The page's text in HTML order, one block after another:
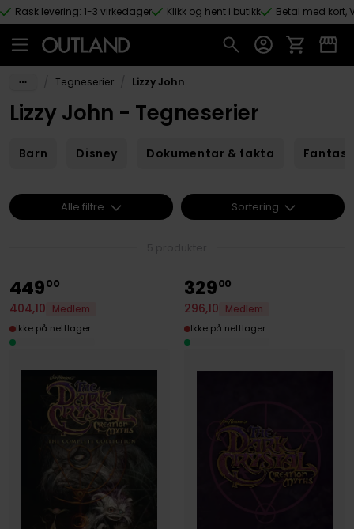
Hopp til hovedinnhold
Rask levering: 1-3 virkedager Klikk og hent i butikk Betal med kort,
Tegneserier Lizzy John
Lizzy John - Tegneserier
Barn Disney Dokumentar & fakta Fantasy
44900
404,10
Medlem
Ikke på nettlager
32900
296,10
Medlem
Ikke på nettlager
Alle filtre Sortering